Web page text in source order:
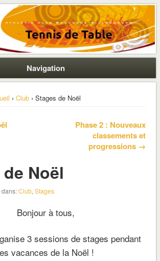
de Table
Navigation
› Club› Stages de Noël
Phase 2 : Nouveaux
classements et
progressions →
Noël
Club, Stages
Bonjour à tous,
3 sessions de stages pendant
vacances de la Noël !